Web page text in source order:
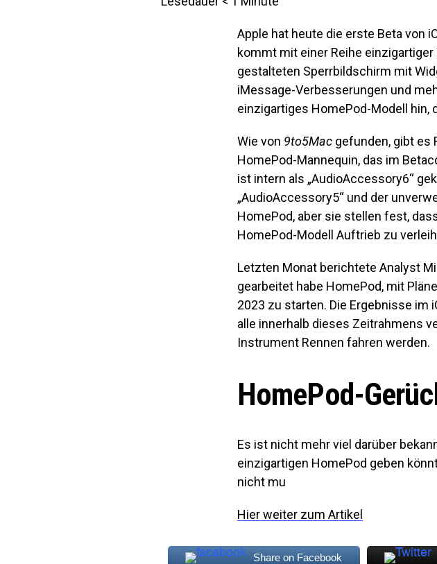
Apple hat heute die erste Beta von
kommt mit einer Reihe
gestalteten Sperrbildschirm mit
iMessage-Verbesserungen und
einzigartiges HomePod-Modell hin,
Wie von 9to5Mac gefunden, gibt es
HomePod-Mannequin, das im
ist intern als „AudioAccessory6“
„AudioAccessory5“ und der
HomePod, aber sie stellen fest,
HomePod-Modell Auftrieb zu
Letzten Monat berichtete Analyst
gearbeitet habe HomePod, mit
2023 zu starten. Die Ergebnisse im
alle innerhalb dieses Zeitrahmens
Instrument Rennen fahren werden.
HomePod-
Es ist nicht mehr viel darüber
einzigartigen HomePod geben
nicht mu
Hier weiter zum Artikel
Share on Facebook